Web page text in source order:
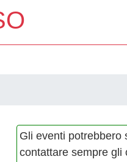
Gli eventi potrebbero
contattare sempre gli